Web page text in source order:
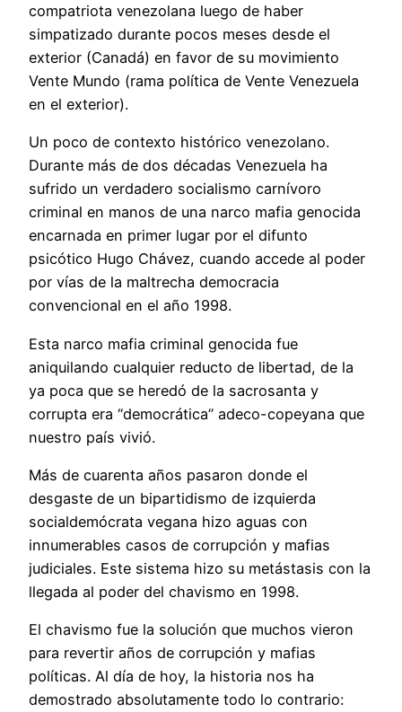
compatriota venezolana luego de haber
simpatizado durante pocos meses desde el
exterior (Canadá) en favor de su movimiento
Vente Mundo (rama política de Vente Venezuela
en el exterior).
Un poco de contexto histórico venezolano.
Durante más de dos décadas Venezuela ha
sufrido un verdadero socialismo carnívoro
criminal en manos de una narco mafia genocida
encarnada en primer lugar por el difunto
psicótico Hugo Chávez, cuando accede al poder
por vías de la maltrecha democracia
convencional en el año 1998.
Esta narco mafia criminal genocida fue
aniquilando cualquier reducto de libertad, de la
ya poca que se heredó de la sacrosanta y
corrupta era “democrática” adeco-copeyana que
nuestro país vivió.
Más de cuarenta años pasaron donde el
desgaste de un bipartidismo de izquierda
socialdemócrata vegana hizo aguas con
innumerables casos de corrupción y mafias
judiciales. Este sistema hizo su metástasis con la
llegada al poder del chavismo en 1998.
El chavismo fue la solución que muchos vieron
para revertir años de corrupción y mafias
políticas. Al día de hoy, la historia nos ha
demostrado absolutamente todo lo contrario: